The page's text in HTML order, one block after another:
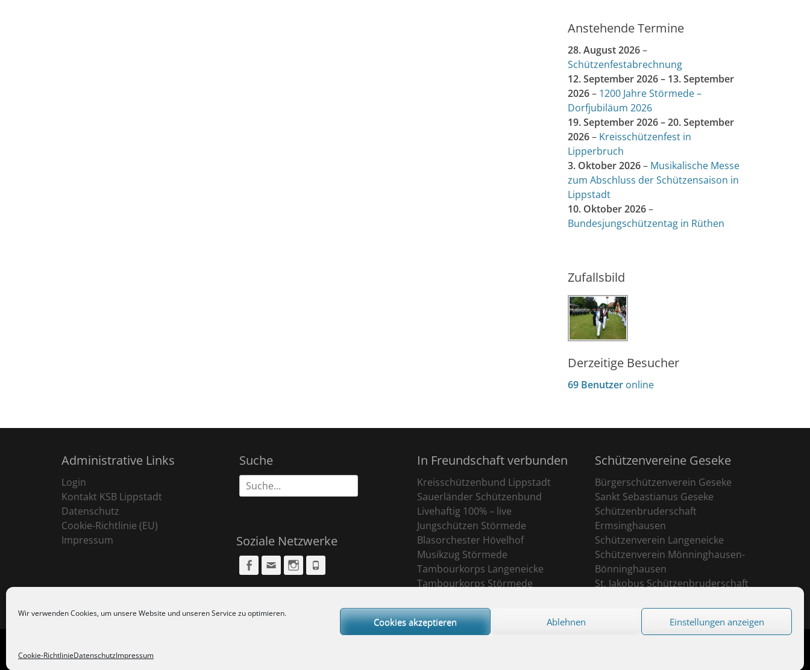
Wir verwenden Cookies, um unsere Website und unseren Service zu optimieren.
Cookies akzeptieren Ablehnen Einstellungen anzeigen
Cookie-RichtlinieDatenschutzImpressum
Anstehende Termine
28. August 2026–
Schützenfestabrechnung
12. September 2026– 13. September
2026– 1200 Jahre Störmede –
Dorfjubiläum 2026
19. September 2026–20. September
2026– Kreisschützenfest in
Lipperbruch
3. Oktober 2026– Musikalische Messe
zum Abschluss der Schützensaison in
Lippstadt
10. Oktober 2026–
Bundesjungschützentag in Rüthen
Zufallsbild
Derzeitige Besucher
69 Benutzer online
Administrative Links
Login
Kontakt KSB Lippstadt
Datenschutz
Cookie-Richtlinie (EU)
Impressum
Suche
Suche
nach:
Soziale Netzwerke
Facebook
Email Instagram
In Freundschaft verbunden
Kreisschützenbund Lippstadt
Sauerländer Schützenbund
Livehaftig 100% – live
Jungschützen Störmede
Blasorchester Hövelhof
Musikzug Störmede
Tambourkorps Langeneicke
Tambourkorps Störmede
Schützenvereine Geseke
Bürgerschützenverein Geseke
Sankt Sebastianus Geseke
Schützenbruderschaft
Ermsinghausen
Schützenverein Langeneicke
Schützenverein Mönninghausen-
Bönninghausen
St. Jakobus Schützenbruderschaft